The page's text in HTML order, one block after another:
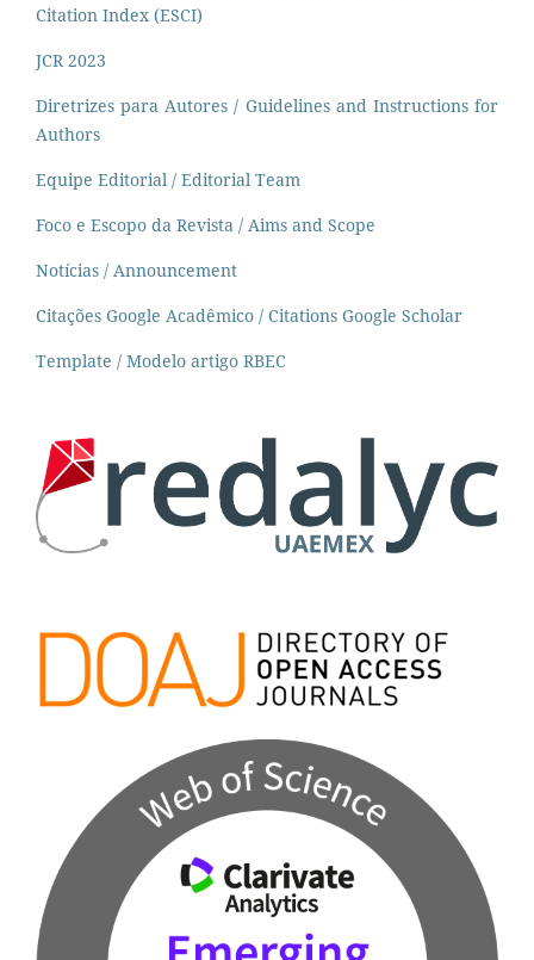
Citation Index (ESCI)
JCR 2023
Diretrizes para Autores / Guidelines and Instructions for
Authors
Equipe Editorial / Editorial Team
Foco e Escopo da Revista / Aims and Scope
Notícias / Announcement
Citações Google Acadêmico / Citations Google Scholar
Template / Modelo artigo RBEC